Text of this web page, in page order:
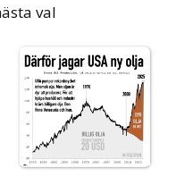
val